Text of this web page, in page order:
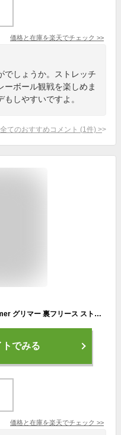
価格と在庫を楽天でチェック >>
でしょうか。ストレッチ
ーボール観戦を楽しめま
しやすいですよ。
全てのおすすめコメント (1 件) >
ジャケット メンズ フリース 無地 grimmer グリマー 裏フリース ストレッチジャケット 00236-FSC 男女兼用 ユニセックス 大きいサイズ 撥水 選挙 ジャンパー イベント お揃い 防風 防寒 文化祭 運動会 観戦 応援 チーム クラブ グループ スポーツ SS S M L LL 3L 4L 5L
トでみる
価格と在庫を楽天でチェック >>